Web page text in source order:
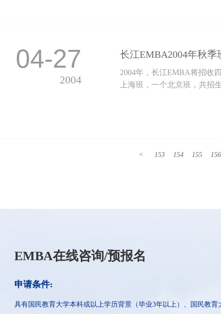
04-27
2004
长江EMBA2004年秋季
2004年，长江EMBA将招收
上海班，一个北京班，共招
< 153 154 155 156
EMBA在线咨询/预报名
申请条件:
具有国民教育大学本科或以上学历背景（毕业3年以上）、国民教